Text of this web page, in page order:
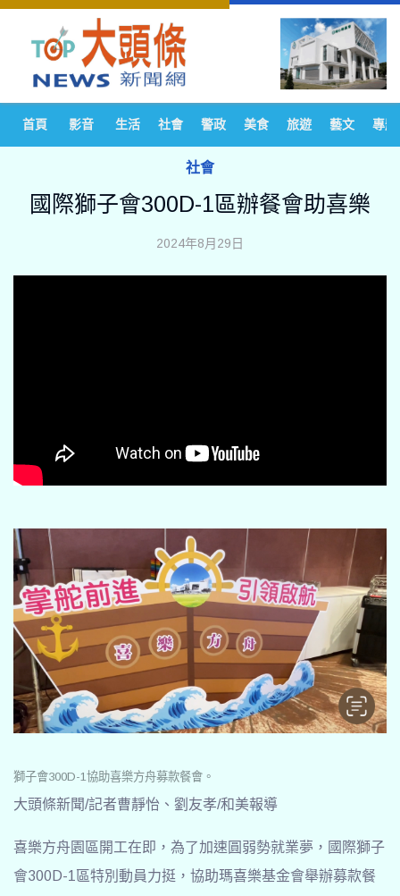
首頁 影音 生活 社會 警政 美食 旅遊 藝文 專題
社會
國際獅子會300D-1區辦餐會助喜樂
2024年8月29日
獅子會300D-1協助喜樂方舟募款餐會。
大頭條新聞/記者曹靜怡、劉友孝/和美報導
喜樂方舟園區開工在即，為了加速圓弱勢就業夢，國際獅子
會300D-1區特別動員力挺，協助瑪喜樂基金會舉辦募款餐